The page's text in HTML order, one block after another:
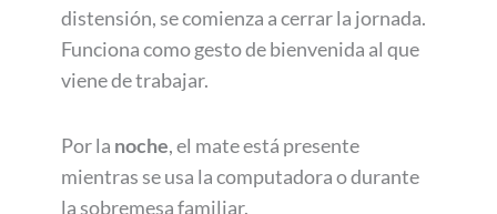
distensión, se comienza a cerrar la jornada.
Funciona como gesto de bienvenida al que
viene de trabajar.
Por la noche, el mate está presente
mientras se usa la computadora o durante
la sobremesa familiar.